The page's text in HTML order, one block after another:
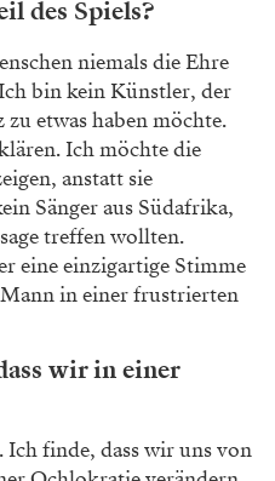
des Spiels?
niemals dieEhre
bin keinKünstler, der
zuetwas haben möchte.
Ich möchte die
anstatt sie
Sänger aus Südafrika,
treffen wollten.
eine einzigartige Stimme
in einer frustrierten
wir in einer
Ich finde, dass wiruns von